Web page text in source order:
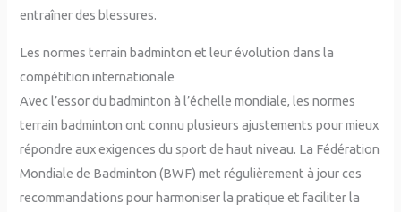
entraîner des blessures.
Les normes terrain badminton et leur évolution dans la
compétition internationale
Avec l’essor du badminton à l’échelle mondiale, les normes
terrain badminton ont connu plusieurs ajustements pour mieux
répondre aux exigences du sport de haut niveau. La Fédération
Mondiale de Badminton (BWF) met régulièrement à jour ces
recommandations pour harmoniser la pratique et faciliter la